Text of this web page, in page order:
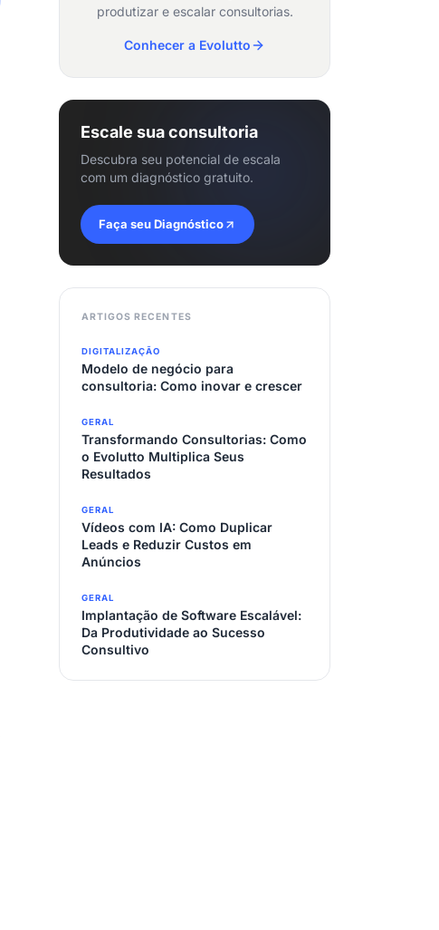
produtizar e escalar consultorias.
Conhecer a Evolutto
Escale sua consultoria
Descubra seu potencial de escala
com um diagnóstico gratuito.
Faça seu Diagnóstico
ARTIGOS RECENTES
DIGITALIZAÇÃO
Modelo de negócio para
consultoria: Como inovar e crescer
GERAL
Transformando Consultorias: Como
o Evolutto Multiplica Seus
Resultados
GERAL
Vídeos com IA: Como Duplicar
Leads e Reduzir Custos em
Anúncios
GERAL
Implantação de Software Escalável:
Da Produtividade ao Sucesso
Consultivo